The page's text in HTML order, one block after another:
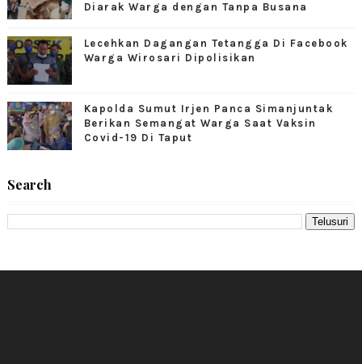
Diarak Warga dengan Tanpa Busana
Lecehkan Dagangan Tetangga Di Facebook
Warga Wirosari Dipolisikan
Kapolda Sumut Irjen Panca Simanjuntak
Berikan Semangat Warga Saat Vaksin
Covid-19 Di Taput
Search